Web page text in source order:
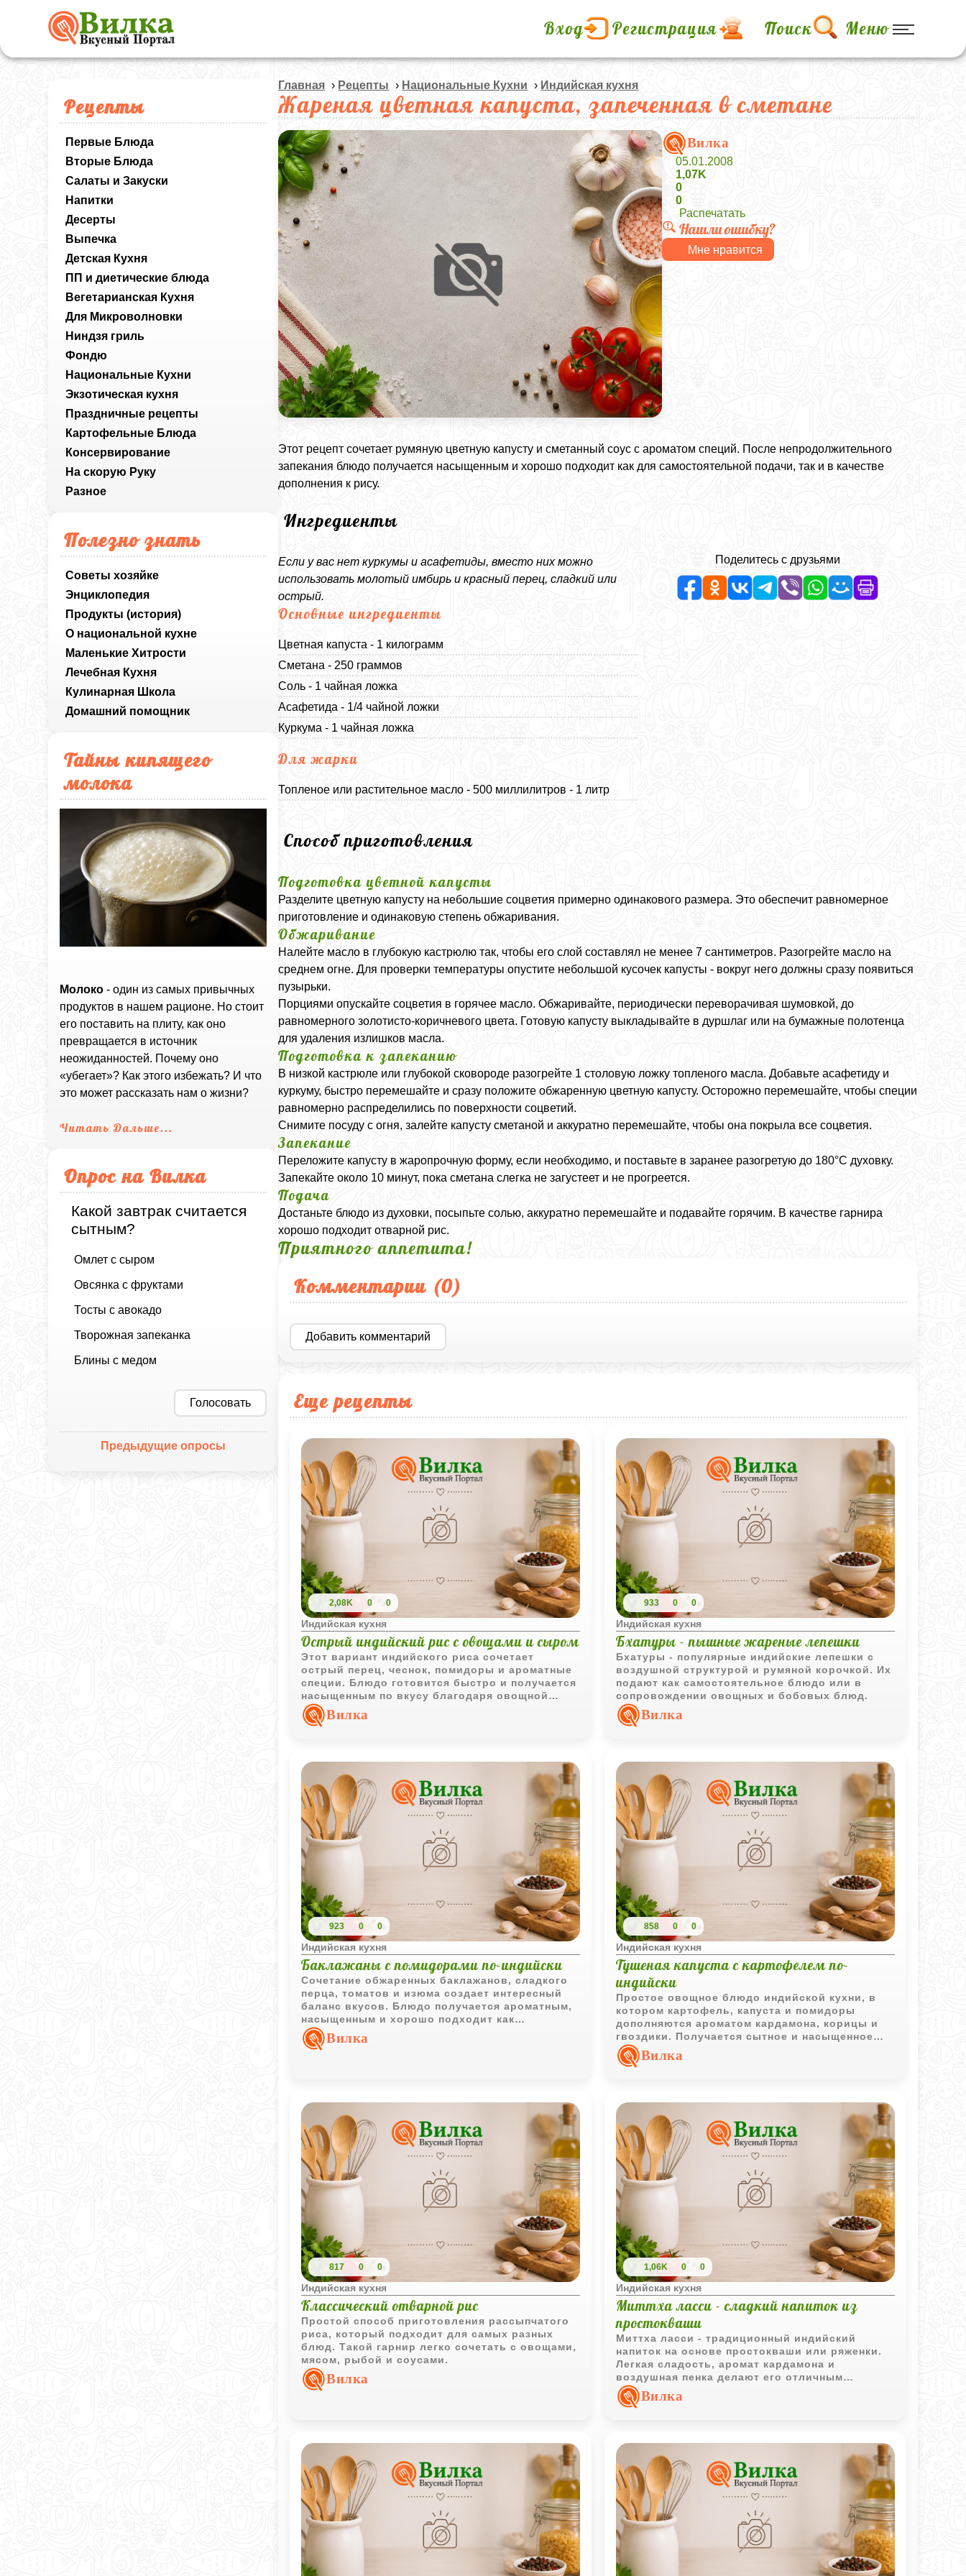
Вход Регистрация Поиск Меню
Рецепты
Первые Блюда
Вторые Блюда
Салаты и Закуски
Напитки
Десерты
Выпечка
Детская Кухня
ПП и диетические блюда
Вегетарианская Кухня
Для Микроволновки
Ниндзя гриль
Фондю
Национальные Кухни
Экзотическая кухня
Праздничные рецепты
Картофельные Блюда
Консервирование
На скорую Руку
Разное
Полезно знать
Советы хозяйке
Энциклопедия
Продукты (история)
О национальной кухне
Маленькие Хитрости
Лечебная Кухня
Кулинарная Школа
Домашний помощник
Тайны кипящего
молока
Молоко - один из самых привычных
продуктов в нашем рационе. Но стоит
его поставить на плиту, как оно
превращается в источник
неожиданностей. Почему оно
«убегает»? Как этого избежать? И что
это может рассказать нам о жизни?
Читать Дальше...
Опрос на Вилка
Какой завтрак считается
сытным?
Омлет с сыром
Овсянка с фруктами
Тосты с авокадо
Творожная запеканка
Блины с медом
Голосовать
Предыдущие опросы
Главная › Рецепты › Национальные Кухни › Индийская кухня
Жареная цветная капуста, запеченная в сметане
Вилка
05.01.2008
1,07K
0
0
Распечатать
Нашли ошибку?
Мне нравится
Этот рецепт сочетает румяную цветную капусту и сметанный соус с ароматом специй. После непродолжительного
запекания блюдо получается насыщенным и хорошо подходит как для самостоятельной подачи, так и в качестве
дополнения к рису.
Ингредиенты
Если у вас нет куркумы и асафетиды, вместо них можно
использовать молотый имбирь и красный перец, сладкий или
острый.
Основные ингредиенты
Цветная капуста - 1 килограмм
Сметана - 250 граммов
Соль - 1 чайная ложка
Асафетида - 1/4 чайной ложки
Куркума - 1 чайная ложка
Для жарки
Топленое или растительное масло - 500 миллилитров - 1 литр
Поделитесь с друзьями
Способ приготовления
Подготовка цветной капусты
Разделите цветную капусту на небольшие соцветия примерно одинакового размера. Это обеспечит равномерное
приготовление и одинаковую степень обжаривания.
Обжаривание
Налейте масло в глубокую кастрюлю так, чтобы его слой составлял не менее 7 сантиметров. Разогрейте масло на
среднем огне. Для проверки температуры опустите небольшой кусочек капусты - вокруг него должны сразу появиться
пузырьки.
Порциями опускайте соцветия в горячее масло. Обжаривайте, периодически переворачивая шумовкой, до
равномерного золотисто-коричневого цвета. Готовую капусту выкладывайте в дуршлаг или на бумажные полотенца
для удаления излишков масла.
Подготовка к запеканию
В низкой кастрюле или глубокой сковороде разогрейте 1 столовую ложку топленого масла. Добавьте асафетиду и
куркуму, быстро перемешайте и сразу положите обжаренную цветную капусту. Осторожно перемешайте, чтобы специи
равномерно распределились по поверхности соцветий.
Снимите посуду с огня, залейте капусту сметаной и аккуратно перемешайте, чтобы она покрыла все соцветия.
Запекание
Переложите капусту в жаропрочную форму, если необходимо, и поставьте в заранее разогретую до 180°C духовку.
Запекайте около 10 минут, пока сметана слегка не загустеет и не прогреется.
Подача
Достаньте блюдо из духовки, посыпьте солью, аккуратно перемешайте и подавайте горячим. В качестве гарнира
хорошо подходит отварной рис.
Приятного аппетита!
Комментарии (0)
Добавить комментарий
Еще рецепты
2,08K 0 0
Индийская кухня
Острый индийский рис с овощами и сыром
Этот вариант индийского риса сочетает
острый перец, чеснок, помидоры и ароматные
специи. Блюдо готовится быстро и получается
насыщенным по вкусу благодаря овощной
основе и расплавленному сыру.
Вилка
933 0 0
Индийская кухня
Бхатуры - пышные жареные лепешки
Бхатуры - популярные индийские лепешки с
воздушной структурой и румяной корочкой. Их
подают как самостоятельное блюдо или в
сопровождении овощных и бобовых блюд.
Вилка
923 0 0
Индийская кухня
Баклажаны с помидорами по-индийски
Сочетание обжаренных баклажанов, сладкого
перца, томатов и изюма создает интересный
баланс вкусов. Блюдо получается ароматным,
насыщенным и хорошо подходит как
самостоятельная овощная закуска или гарнир.
Вилка
858 0 0
Индийская кухня
Тушеная капуста с картофелем по-
индийски
Простое овощное блюдо индийской кухни, в
котором картофель, капуста и помидоры
дополняются ароматом кардамона, корицы и
гвоздики. Получается сытное и насыщенное
сочетание для повседневного стола.
Вилка
817 0 0
Индийская кухня
Классический отварной рис
Простой способ приготовления рассыпчатого
риса, который подходит для самых разных
блюд. Такой гарнир легко сочетать с овощами,
мясом, рыбой и соусами.
Вилка
1,06K 0 0
Индийская кухня
Миттха ласси - сладкий напиток из
простокваши
Миттха ласси - традиционный индийский
напиток на основе простокваши или ряженки.
Легкая сладость, аромат кардамона и
воздушная пенка делают его отличным
вариантом для жаркого дня или легкого
перекуса.
Вилка